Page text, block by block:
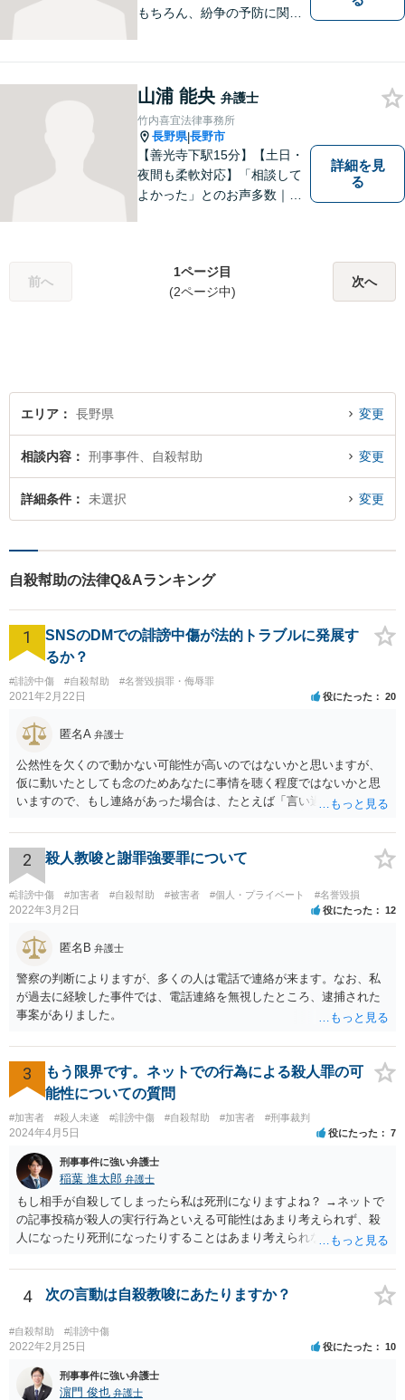
もちろん、紛争の予防に関す
する癖をつけることを勧めて
おります。早期相談が早期解
決に繋がりますのでお気軽に
ご相談ください。
山浦 能央 弁護士
竹内喜宜法律事務所
長野県|長野市
【善光寺下駅15分】【土日・
夜間も柔軟対応】「相談して
よかった」とのお声多数｜交
どんな小さなお悩みでも、ま
ずはお気軽にご相談くださ
詳細を見
る
前へ
1ページ目
(2ページ中)
次へ
エリア 長野県 変更
相談内容 刑事事件、自殺幇助 変更
詳細条件 未選択 変更
自殺幇助の法律Q&Aランキング
1
SNSのDMでの誹謗中傷が法的トラブルに発展す
るか？
#誹謗中傷 #自殺幇助 #名誉毀損罪・侮辱罪
2021年2月22日 役にたった 20
匿名A 弁護士
公然性を欠くので動かない可能性が高いのではないかと思いますが、
仮に動いたとしても念のためあなたに事情を聴く程度ではないかと思
いますので、もし連絡があった場合は、たとえば「言い過ぎた部分が
ジでのやりとりなので、公然性がないことが明らかなので、名誉毀損
や侮辱には当たらないと考えているが、相手は何らかの理由で公然性
があると言っているのか」と反省の意を示しつつ、なぜ警察が連絡し
てきたのか尋ねることが考えられます。
2 殺人教唆と謝罪強要罪について
#誹謗中傷 #加害者 #自殺幇助 #被害者 #個人・プライベート #名誉毀損
2022年3月2日 役にたった 12
匿名B 弁護士
警察の判断によりますが、多くの人は電話で連絡が来ます。なお、私
が過去に経験した事件では、電話連絡を無視したところ、逮捕された
事案がありました。
3
もう限界です。ネットでの行為による殺人罪の可
能性についての質問
#加害者 #殺人未遂 #誹謗中傷 #自殺幇助 #加害者 #刑事裁判
2024年4月5日 役にたった 7
刑事事件に強い弁護士
稲葉 進太郎 弁護士
もし相手が自殺してしまったら私は死刑になりますよね？ →ネットで
の記事投稿が殺人の実行行為といえる可能性はあまり考えられず、殺
人になったり死刑になったりすることはあまり考えられないように思
4 次の言動は自殺教唆にあたりますか？
#自殺幇助 #誹謗中傷
2022年2月25日 役にたった 10
刑事事件に強い弁護士
濵門 俊也 弁護士